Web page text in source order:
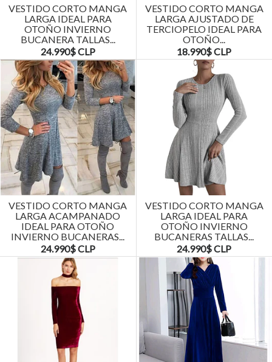
VESTIDO CORTO MANGA
LARGA IDEAL PARA
OTOÑO INVIERNO
BUCANERA TALLAS...
24.990$ CLP
VESTIDO CORTO MANGA
LARGA AJUSTADO DE
TERCIOPELO IDEAL PARA
OTOÑO...
18.990$ CLP
VESTIDO CORTO MANGA
LARGA ACAMPANADO
IDEAL PARA OTOÑO
INVIERNO BUCANERAS...
24.990$ CLP
VESTIDO CORTO MANGA
LARGA IDEAL PARA
OTOÑO INVIERNO
BUCANERAS TALLAS...
24.990$ CLP